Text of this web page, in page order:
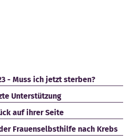
- Muss ich jetzt sterben?
Unterstützung
auf ihrer Seite
Frauenselbsthilfe nach Krebs